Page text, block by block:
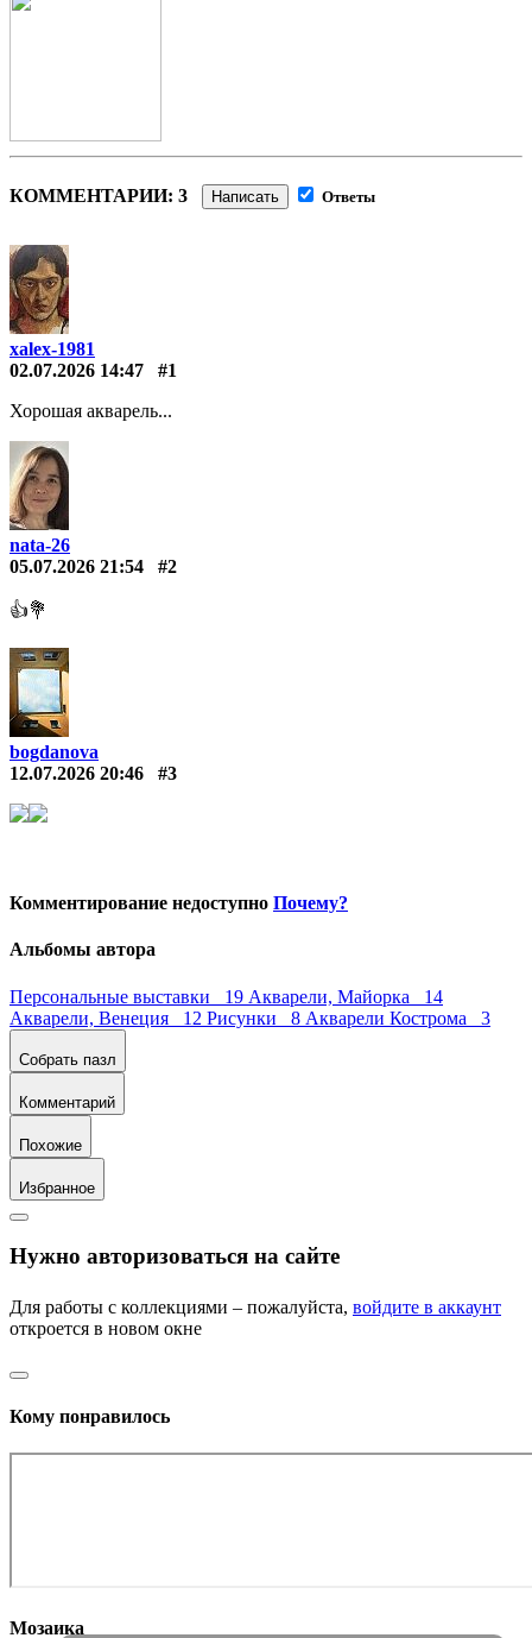
КОММЕНТАРИИ: 3 Написать Ответы
xalex-1981
02.07.2026 14:47
#1
Хорошая акварель...
nata-26
05.07.2026 21:54
#2
👍💐
bogdanova
12.07.2026 20:46
#3
Комментирование недоступно Почему?
Альбомы автора
Персональные выставки 19 Акварели, Майорка 14
Акварели, Венеция 12 Рисунки 8 Акварели Кострома 3
Собрать пазл
Комментарий
Похожие
Избранное
Нужно авторизоваться на сайте
Для работы с коллекциями – пожалуйста, войдите в аккаунт
откроется в новом окне
Кому понравилось
Мозаика